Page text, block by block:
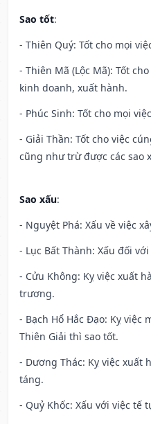
Sao tốt:
- Thiên Quý: Tốt cho mọi
- Thiên Mã (Lộc Mã): Tốt
kinh doanh, xuất hành.
- Phúc Sinh: Tốt cho mọi
- Giải Thần: Tốt cho việc
cũng như trừ được các sao
Sao xấu:
- Nguyệt Phá: Xấu về việc
- Lục Bất Thành: Xấu đối
- Cửu Không: Kỵ việc xuất
trương.
- Bạch Hổ Hắc Đạo: Kỵ
Thiên Giải thì sao tốt.
- Dương Thác: Kỵ việc xuất
táng.
- Quỷ Khốc: Xấu với việc tế